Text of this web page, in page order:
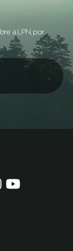
a LPN, por